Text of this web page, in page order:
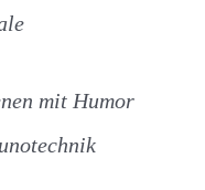
mit Humor